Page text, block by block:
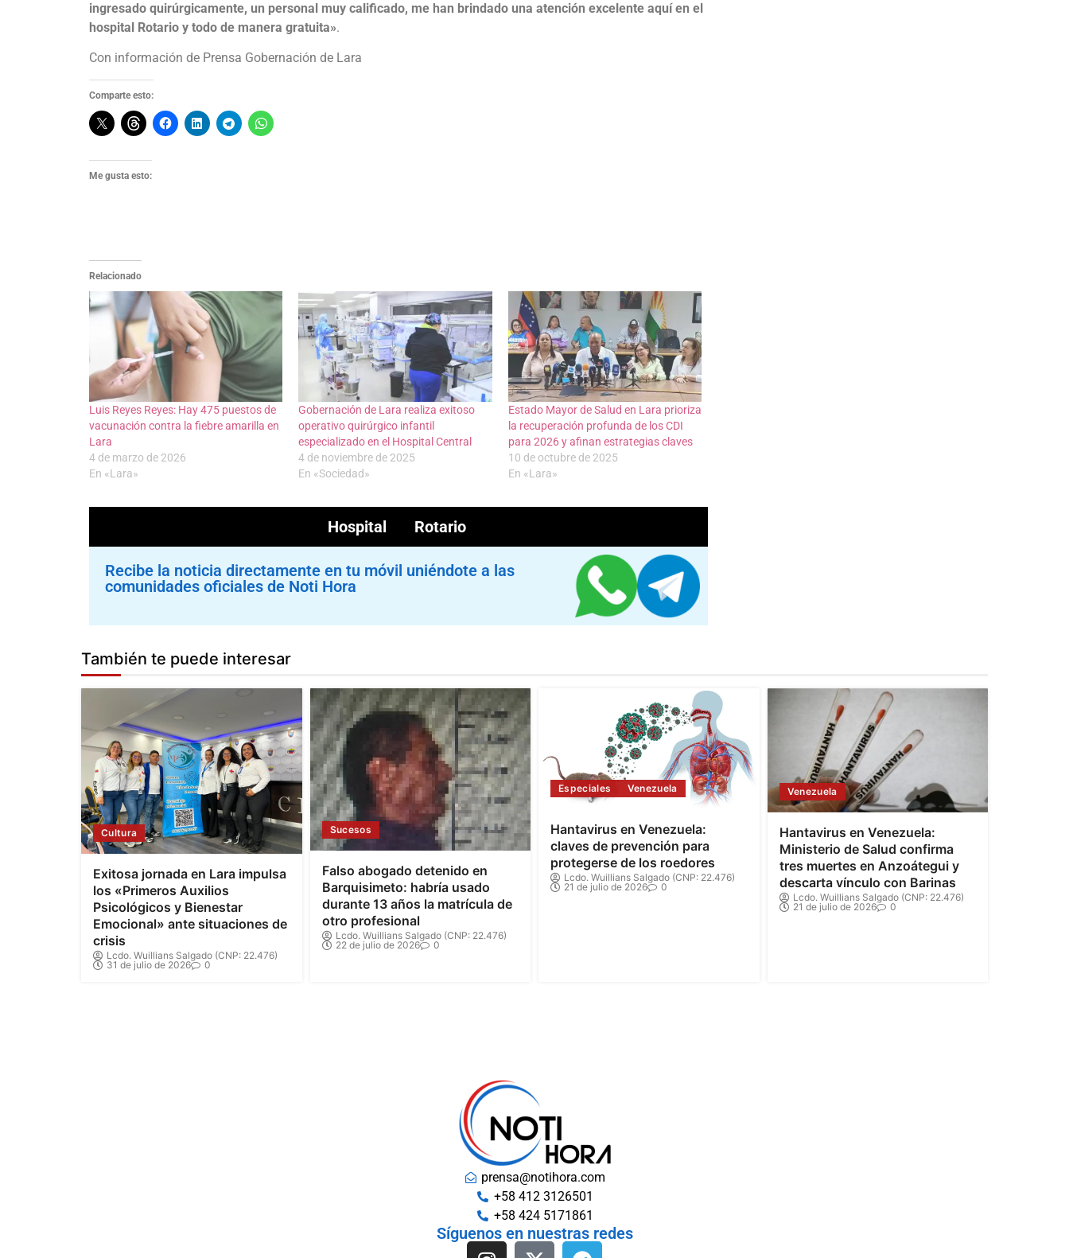
ingresado quirúrgicamente, un personal muy calificado, me han brindado una atención excelente aquí en el
hospital Rotario y todo de manera gratuita».
Con información de Prensa Gobernación de Lara
Comparte esto:
Me gusta esto:
Relacionado
Luis Reyes Reyes: Hay 475 puestos de
vacunación contra la fiebre amarilla en
Lara
4 de marzo de 2026
En «Lara»
Gobernación de Lara realiza exitoso
operativo quirúrgico infantil
especializado en el Hospital Central
4 de noviembre de 2025
En «Sociedad»
Estado Mayor de Salud en Lara prioriza
la recuperación profunda de los CDI
para 2026 y afinan estrategias claves
10 de octubre de 2025
En «Lara»
Hospital Rotario
Recibe la noticia directamente en tu móvil uniéndote a las
comunidades oficiales de Noti Hora
También te puede interesar
Cultura
Exitosa jornada en Lara impulsa
los «Primeros Auxilios
Psicológicos y Bienestar
Emocional» ante situaciones de
crisis
Lcdo. Wuillians Salgado (CNP: 22.476)
31 de julio de 2026
0
Sucesos
Falso abogado detenido en
Barquisimeto: habría usado
durante 13 años la matrícula de
otro profesional
Lcdo. Wuillians Salgado (CNP: 22.476)
22 de julio de 2026
0
Especiales Venezuela
Hantavirus en Venezuela:
claves de prevención para
protegerse de los roedores
Lcdo. Wuillians Salgado (CNP: 22.476)
21 de julio de 2026
0
Venezuela
Hantavirus en Venezuela:
Ministerio de Salud confirma
tres muertes en Anzoátegui y
descarta vínculo con Barinas
Lcdo. Wuillians Salgado (CNP: 22.476)
21 de julio de 2026
0
prensa@notihora.com
+58 412 3126501
+58 424 5171861
Síguenos en nuestras redes